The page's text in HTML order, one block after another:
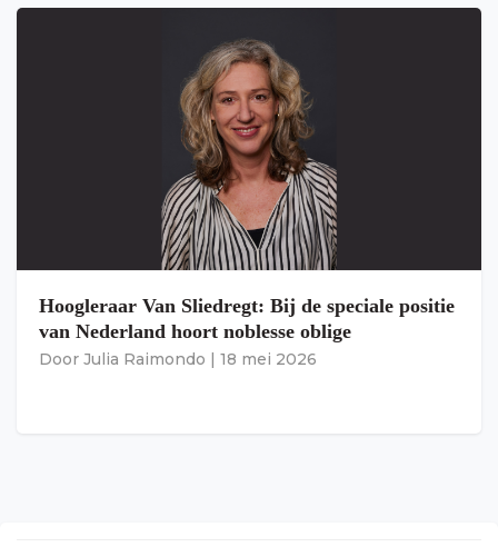
Hoogleraar Van Sliedregt: Bij de speciale positie
van Nederland hoort noblesse oblige
Door Julia Raimondo | 18 mei 2026